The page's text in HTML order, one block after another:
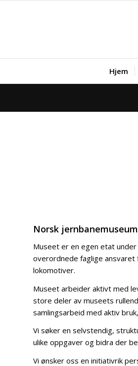
Hjem
Norsk
Museet er en egen etat
overordnede faglige ansvaret
lokomotiver.
Museet arbeider aktivt med
store deler av museets
samlingsarbeid med aktiv
Vi søker en selvstendig,
ulike oppgaver og bidra der
Vi ønsker oss en initiativrik